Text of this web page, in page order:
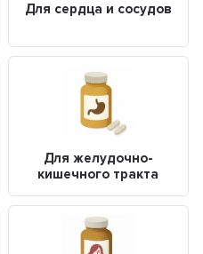
Для сердца и сосудов
Для желудочно-
кишечного тракта